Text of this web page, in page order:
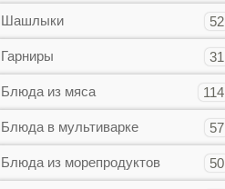
Шашлыки 52
Гарниры 31
Блюда из мяса 114
Блюда в мультиварке 57
Блюда из морепродуктов 50